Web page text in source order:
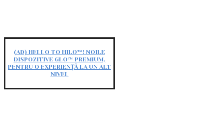
(AD) HELLO TO HILO™! NOILE
DISPOZITIVE GLO™ PREMIUM,
PENTRU O EXPERIENȚĂ LA UN ALT
NIVEL